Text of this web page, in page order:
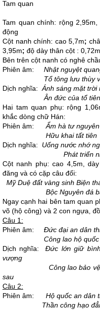
Tam quan
Tam quan chính: rộng
động
Cột nanh chính: cao 5,7m;
3,95m; độ dày thân cột :
Bên trên cột nanh có nghê
Phiên âm:
Nhật nguyệt
Tổ tông lưu thùy
Dịch nghĩa: Ánh sáng mặt
Ân đức của tổ tiên còn
Hai tam quan phụ: rộng
khắc dòng chữ Hán:
Phiên âm: Ẩm hà tư nguyên
Hữu khai tất tiên
Dịch nghĩa: Uống nước nhớ
Phát triển
Cột nanh phụ: cao 4,5m,
đăng và có cặp câu đối:
Mỹ Duệ đất vàng sinh Biện
Bộc Nguyên đá bạc
Ngay cạnh hai bên tam quan
võ (hộ công) và 2 con ngựa,
Câu 1:
Phiên âm:
Đức đại an dân
Công lao hộ quốc
Dịch nghĩa:Đức lớn giữ
vượng
Công lao bảo
sau
Câu 2:
Phiên âm:
Hộ quốc an dân
Thần công hạo đẳng